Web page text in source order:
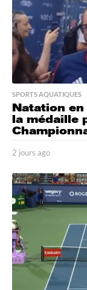
SPORTS AQUATIQUES
Natation
la médaille
2 jours ago
o
u
r
s
o